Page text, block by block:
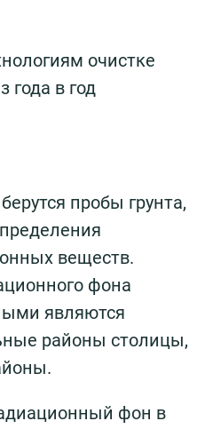
очистке
года в год
пробы грунта,
веществ.
фона
являются
районы столицы,
фон в